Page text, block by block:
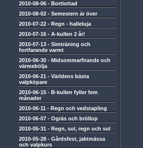
2010-08-06 - Bortlottad
2010-08-02 - Semestern är över
2010-07-22 - Regn - halleluja
2010-07-16 - A-kullen 2 år!
2010-07-13 - Simträning och
fortfarande varmt
2010-06-30 - Midsommarfirande och
värmebölja
2010-06-21 - Världens bästa
valpköpare
2010-06-15 - B-kullen fyller fem
månader
2010-06-11 - Regn och vedstapling
2010-06-07 - Ogräs och bröllop
2010-05-31 - Regn, sol, regn och sol
2010-05-28 - Gårdsfest, jaktmässa
och valpkurs